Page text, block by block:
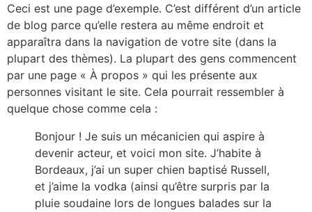
Passer
au
contenu
Ceci est une page d’exemple. C’est différent d’un article
de blog parce qu’elle restera au même endroit et
apparaîtra dans la navigation de votre site (dans la
plupart des thèmes). La plupart des gens commencent
par une page « À propos » qui les présente aux
personnes visitant le site. Cela pourrait ressembler à
quelque chose comme cela :
Bonjour ! Je suis un mécanicien qui aspire à
devenir acteur, et voici mon site. J’habite à
Bordeaux, j’ai un super chien baptisé Russell,
et j’aime la vodka (ainsi qu’être surpris par la
pluie soudaine lors de longues balades sur la